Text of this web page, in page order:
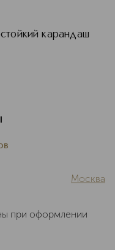
карандаш
Москва
при оформлении